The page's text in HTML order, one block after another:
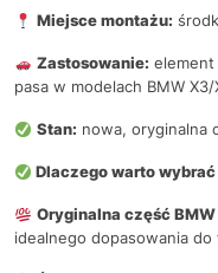
Miejsce montażu:
Zastosowanie:
pasa w modelach BMW
Stan: nowa, oryginalna
Dlaczego warto
Oryginalna część BMW
idealnego dopasowania